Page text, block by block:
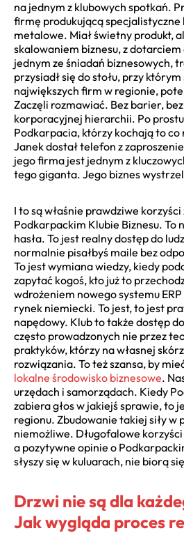
na jednym z klubowych spotkań.
firmę produkującą
metalowe. Miał świetny produkt,
skalowaniem biznesu, z dotarciem
jednym ze śniadań biznesowych,
przysiadł się do stołu, przy
największych firm w regionie,
Zaczęli rozmawiać. Bez barier,
korporacyjnej hierarchii. Po
Podkarpacia, którzy kochają to co
Janek dostał telefon z
jego firma jest jednym z
tego giganta. Jego biznes
I to są właśnie prawdziwe
Podkarpackim Klubie Biznesu. To
hasła. To jest realny dostęp do
normalnie pisałbyś maile bez
To jest wymiana wiedzy, kiedy
zapytać kogoś, kto już to
wdrożeniem nowego systemu
rynek niemiecki. To jest, to jest
napędowy. Klub to także dostęp
często prowadzonych nie przez
praktyków, którzy na własnej
rozwiązania. To też szansa, by
lokalne środowisko biznesowe.
urzędach i samorządach. Kiedy
zabiera głos w jakiejś sprawie, to
regionu. Zbudowanie takiej siły w
niemożliwe. Długofalowe
a pozytywne opinie o
słyszy się w kuluarach, nie biorą
Drzwi nie są dla
Jak wygląda proces